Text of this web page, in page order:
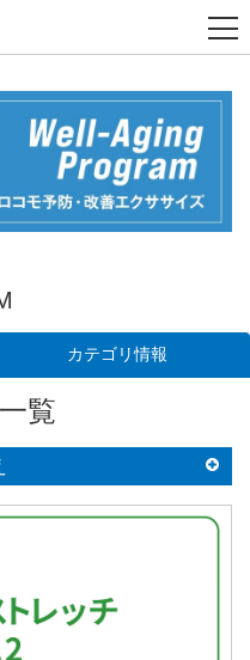
カテゴリ情報
覧